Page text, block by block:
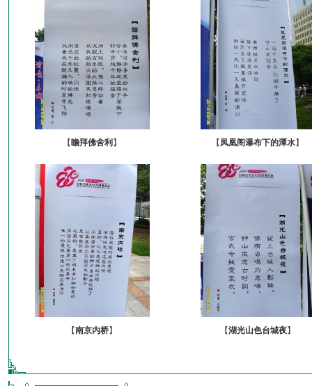
【 瞻拜佛舍利 】 【 凤凰阁瀑布下的潭水】
【南京内桥】 【湖光山色台城夜】